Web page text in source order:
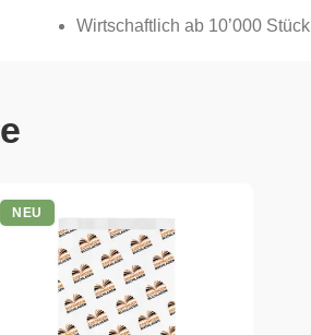
Wirtschaftlich ab 10’000 Stück
NEU